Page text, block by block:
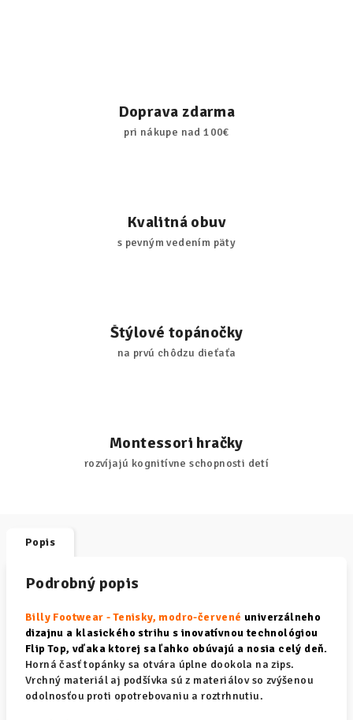
Doprava zdarma
pri nákupe nad 100€
Kvalitná obuv
s pevným vedením päty
Štýlové topánočky
na prvú chôdzu dieťaťa
Montessori hračky
rozvíjajú kognitívne schopnosti detí
Popis
Podrobný popis
Billy Footwear - Tenisky, modro-červené univerzálneho
dizajnu a klasického strihu s inovatívnou technológiou
Flip Top, vďaka ktorej sa ľahko obúvajú a nosia celý deň.
Horná časť topánky sa otvára úplne dookola na zips.
Vrchný materiál aj podšívka sú z materiálov so zvýšenou
odolnosťou proti opotrebovaniu a roztrhnutiu.